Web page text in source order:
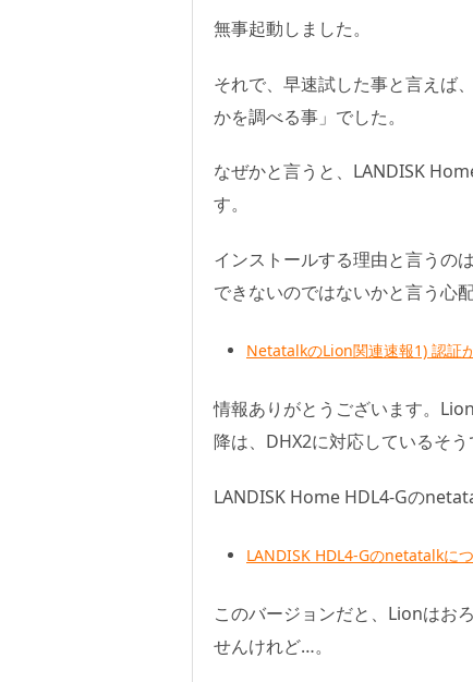
無事起動しました。
それで、早速試した事と言えば
かを調べる事」でした。
なぜかと言うと、LANDISK
す。
インストールする理由と言うの
できないのではないかと言う心
NetatalkのLion関連速報1) 認証
情報ありがとうございます。
降は、DHX2に対応しているそ
LANDISK Home HDL4-Gの
LANDISK HDL4-Gのnetatalkに
このバージョンだと、Lionはお
せんけれど…。